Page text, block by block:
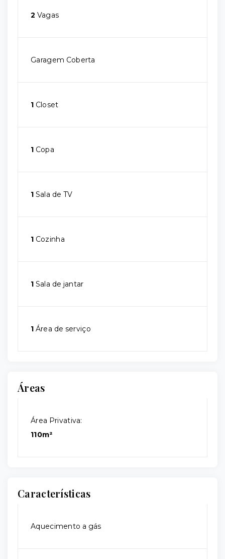
2 Vagas
Garagem Coberta
1 Closet
1 Copa
1 Sala de TV
1 Cozinha
1 Sala de jantar
1 Área de serviço
Áreas
Área Privativa:
110m²
Características
Aquecimento a gás